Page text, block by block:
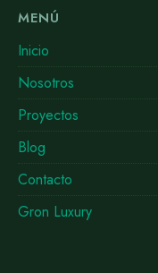
MENÚ
Inicio
Nosotros
Proyectos
Blog
Contacto
Gron Luxury